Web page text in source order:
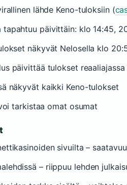
lähde Keno-tuloksiin (
tapahtuu päivittäin: klo 14:45,
näkyvät Nelosella klo
päivittää tulokset reaaliajassa
näkyvät kaikki Keno-tulokset
tarkistaa omat osumat
sivuilta –
– riippuu lehden